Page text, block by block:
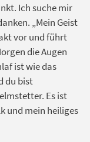
Ich suche mir
„Mein Geist
vor und führt
die Augen
ist wie das
du bist
Es ist
und mein heiliges